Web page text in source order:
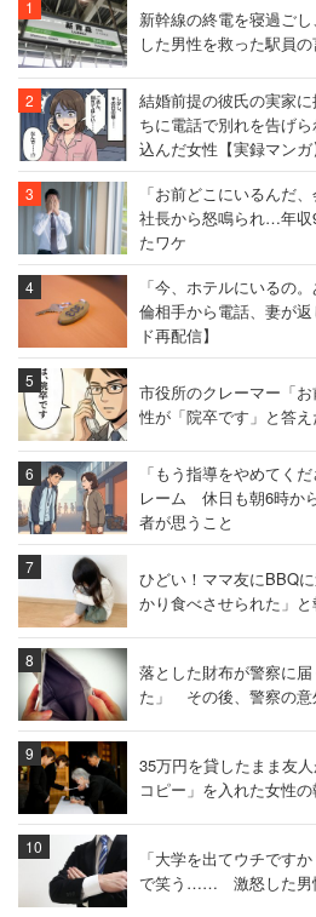
新幹線の終電を寝過ご
した男性を救った駅員
結婚前提の彼氏の実家
ちに電話で別れを告げ
込んだ女性【実録マンガ
「お前どこにいるんだ
社長から怒鳴られ…年収
たワケ
「今、ホテルにいるの
倫相手から電話、妻が
ド再配信】
市役所のクレーマー「
性が「院卒です」と答え
「もう指導をやめてく
レーム 休日も朝6時か
者が思うこと
ひどい！ママ友にBBQ
かり食べさせられた」
落とした財布が警察に
た」 その後、警察の意
35万円を貸したまま友
コピー」を入れた女性
「大学を出てウチです
で笑う…… 激怒した男